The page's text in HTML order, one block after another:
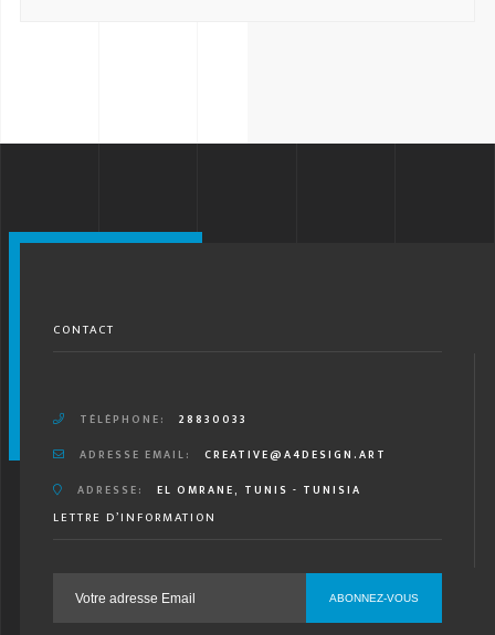
CONTACT
TÉLÉPHONE:
28830033
ADRESSE EMAIL:
CREATIVE@A4DESIGN.ART
ADRESSE:
EL OMRANE, TUNIS - TUNISIA
LETTRE D’INFORMATION